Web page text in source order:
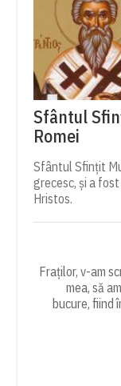
Sfântul
Romei
Sfântul Sfințit
grecesc, și a
Hristos.
Fraților, v-am
mea, să
bucure, fiind